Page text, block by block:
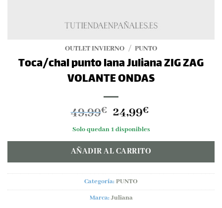
OUTLET INVIERNO / PUNTO
Toca/chal punto lana Juliana ZIG ZAG
VOLANTE ONDAS
49,99€ El
precio
original
era:
49,99€.
24,99€El
precio
actual
es:
24,99€.
Solo quedan 1 disponibles
AÑADIR AL CARRITO
Categoría:PUNTO
Marca:Juliana